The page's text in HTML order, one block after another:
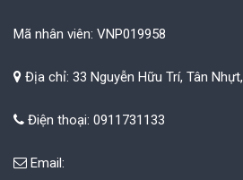
Mã nhân viên: VNP019958
Địa chỉ: 33 Nguyễn Hữu Trí, Tân
Điện thoại: 0911731133
Email: